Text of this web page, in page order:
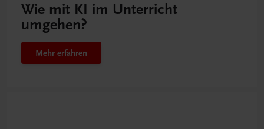
Wie mit KI im Unterricht
umgehen?
Mehr erfahren